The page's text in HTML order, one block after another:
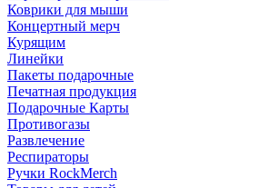
Коврики для мыши
Концертный мерч
Курящим
Линейки
Пакеты подарочные
Печатная продукция
Подарочные Карты
Противогазы
Развлечение
Респираторы
Ручки RockMerch